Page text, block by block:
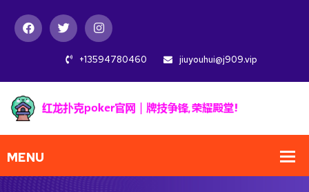
+13594780460 jiuyouhui@j909.vip